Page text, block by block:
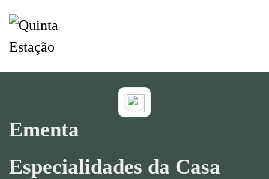
Saltar para o conteúdo principal
Ementa
Especialidades da Casa